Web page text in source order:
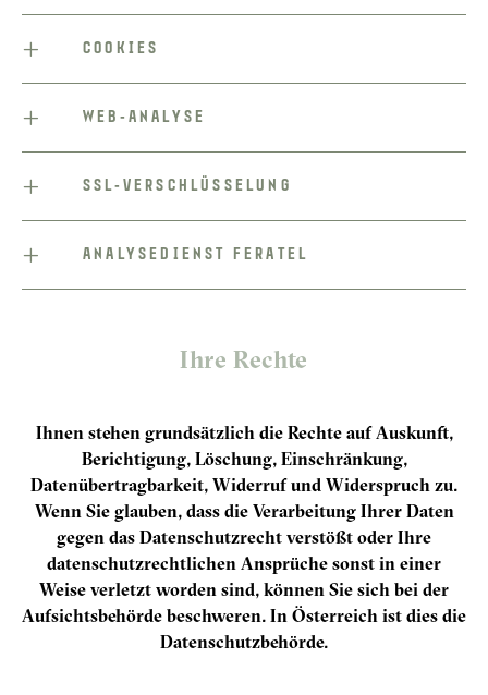
COOKIES
WEB-ANALYSE
SSL-VERSCHLÜSSELUNG
ANALYSEDIENST FERATEL
Ihre Rechte
Ihnen stehen grundsätzlich die Rechte auf Auskunft,
Berichtigung, Löschung, Einschränkung,
Datenübertragbarkeit, Widerruf und Widerspruch zu.
Wenn Sie glauben, dass die Verarbeitung Ihrer Daten
gegen das Datenschutzrecht verstößt oder Ihre
datenschutzrechtlichen Ansprüche sonst in einer
Weise verletzt worden sind, können Sie sich bei der
Aufsichtsbehörde beschweren. In Österreich ist dies die
Datenschutzbehörde.